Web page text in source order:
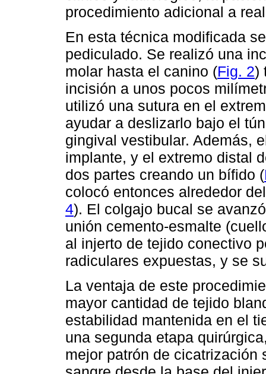
procedimiento adicional a
En esta técnica modificada
pediculado. Se realizó una
molar hasta el canino (Fig. 2)
incisión a unos pocos
utilizó una sutura en el
ayudar a deslizarlo bajo el
gingival vestibular. Además,
implante, y el extremo distal
dos partes creando un bífido (
colocó entonces alrededor
4). El colgajo bucal se
unión cemento-esmalte
al injerto de tejido conectivo
radiculares expuestas, y se
La ventaja de este
mayor cantidad de tejido
estabilidad mantenida en el
una segunda etapa
mejor patrón de cicatrización